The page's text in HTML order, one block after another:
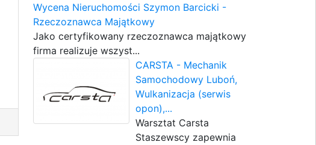
Wycena Nieruchomości Szymon Barcicki -
Rzeczoznawca Majątkowy
Jako certyfikowany rzeczoznawca majątkowy
firma realizuje wszyst...
CARSTA - Mechanik
Samochodowy Luboń,
Wulkanizacja (serwis
opon),...
Warsztat Carsta
Staszewscy zapewnia